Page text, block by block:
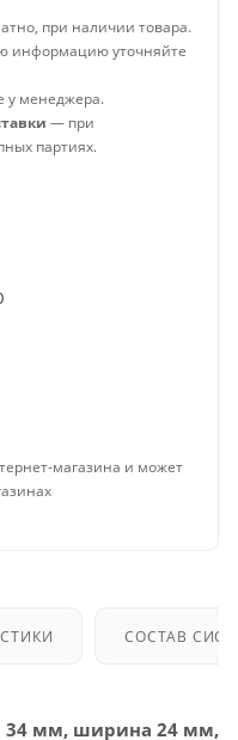
при наличии товара.
информацию уточняйте
у менеджера.
— при
партиях.
магазина и может
СОСТАВ
34 мм, ширина 24 мм,